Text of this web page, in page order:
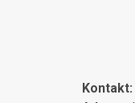
Kontakt: